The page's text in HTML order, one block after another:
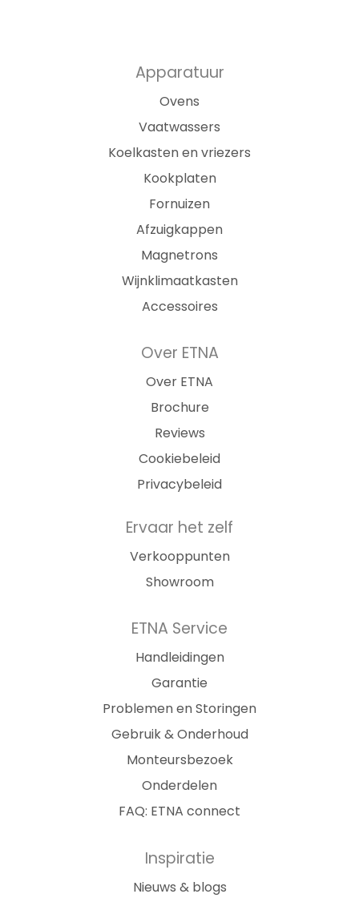
Apparatuur
Ovens
Vaatwassers
Koelkasten en vriezers
Kookplaten
Fornuizen
Afzuigkappen
Magnetrons
Wijnklimaatkasten
Accessoires
Over ETNA
Over ETNA
Brochure
Reviews
Cookiebeleid
Privacybeleid
Ervaar het zelf
Verkooppunten
Showroom
ETNA Service
Handleidingen
Garantie
Problemen en Storingen
Gebruik & Onderhoud
Monteursbezoek
Onderdelen
FAQ: ETNA connect
Inspiratie
Nieuws & blogs